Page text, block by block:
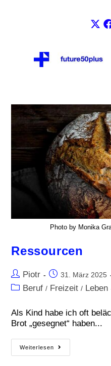
Photo by Monika
Ressourcen
Piotr 31. März 2025
Beruf / Freizeit / Leben
Als Kind habe ich oft
Brot „gesegnet“ haben...
Weiterlesen